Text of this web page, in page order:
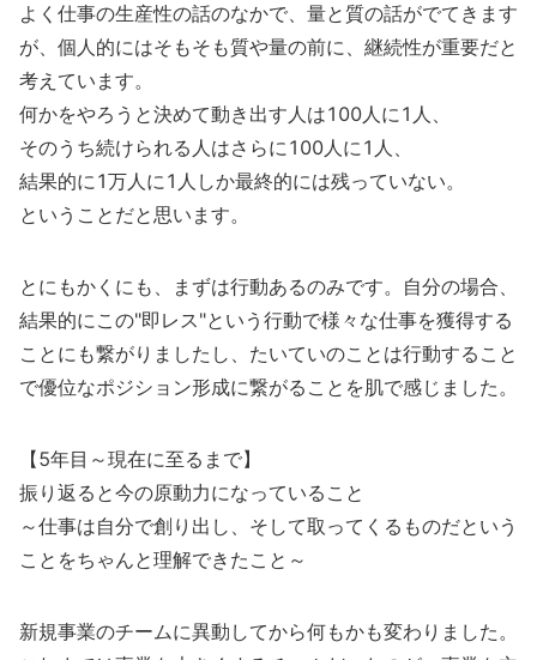
よく仕事の生産性の話のなかで、量と質の話がでてきます
が、個人的にはそもそも質や量の前に、継続性が重要だと
考えています。
何かをやろうと決めて動き出す人は100人に1人、
そのうち続けられる人はさらに100人に1人、
結果的に1万人に1人しか最終的には残っていない。
ということだと思います。
とにもかくにも、まずは行動あるのみです。自分の場合、
結果的にこの"即レス"という行動で様々な仕事を獲得する
ことにも繋がりましたし、たいていのことは行動すること
で優位なポジション形成に繋がることを肌で感じました。
【5年目～現在に至るまで】
振り返ると今の原動力になっていること
～仕事は自分で創り出し、そして取ってくるものだという
ことをちゃんと理解できたこと～
新規事業のチームに異動してから何もかも変わりました。